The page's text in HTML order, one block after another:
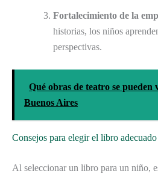
Fortalecimiento de la
historias, los niños
perspectivas.
Qué obras de teatro se pueden
Buenos Aires
Consejos para elegir el libro adecuado
Al seleccionar un libro para un niño,